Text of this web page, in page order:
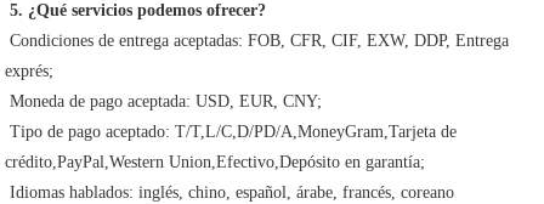
5. ¿Qué servicios podemos ofrecer?
exprés;
Moneda de pago aceptada: USD, EUR, CNY;
crédito,PayPal,Western Union,Efectivo,Depósito en garantía;
Idiomas hablados: inglés, chino, español, árabe, francés, coreano